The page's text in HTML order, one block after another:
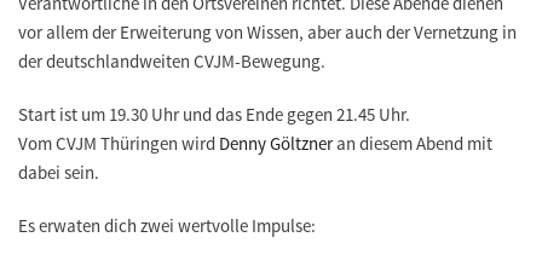
vor allem der Erweiterung von Wissen, aber auch der Vernetzung in
der deutschlandweiten CVJM-Bewegung.
Start ist um 19.30 Uhr und das Ende gegen 21.45 Uhr.
Vom CVJM Thüringen wird Denny Göltzneran diesem Abend mit
dabei sein.
Es erwaten dich zwei wertvolle Impulse: